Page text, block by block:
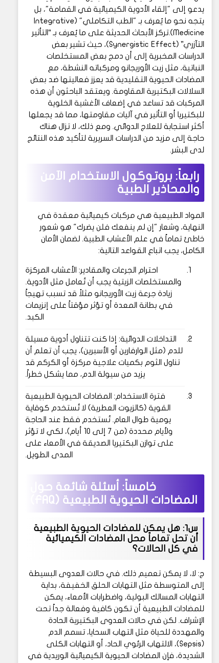
يدعو إلى "إلقاء الأدوية الكيميائية في القمامة"، بل
يتجه نحو ما يُعرف بـ "الطب التكاملي" (Integrative
Medicine).تركز الأبحاث الحديثة على ما يُعرف بـ “التأثير
التآزري” (Synergistic Effect)، حيث تشير بعض
الدراسات المخبرية إلى أن دمج بعض المستخلصات
النباتية، مثل زيت الأوريجانو ومركباته النشطة، مع
المضادات الحيوية التقليدية قد يعزز فعاليتها ضد بعض
السلالات البكتيرية المقاومة. ويعتقد الباحثون أن هذه
المركبات قد تساعد في إضعاف الأغشية الخلوية
للبكتيريا أو التأثير في آليات مقاومتها، مما قد يجعلها
أكثر استجابة للعلاج الدوائي. ومع ذلك، لا تزال هناك
حاجة إلى مزيد من الدراسات السريرية لتأكيد هذه النتائج
لدى البشر.
رابعاً: بروتوكول الاستخدام الآمن
والمحاذير الطبية
المواد الطبيعية هي مركبات كيميائية معقدة في
النهاية، وشعار "إن لم ينفعك فلن يضرك" هو شعور
خاطئ تماماً في علم الأعشاب الطبية. لضمان الأمان
الكامل، يجب اتباع القواعد التالية:
احترام الجرعات والمقادير: الأعشاب المركزة
والمستخلصات الزيتية يجب أن تُعامل مثل الأدوية.
زيادة جرعة زيت الأوريجانو مثلاً قد تسبب تهيجاً
في بطانة المعدة أو تؤثر مؤقتاً على إنزيمات
الكبد.
التداخلات الدوائية: إذا كنت تتناول أدوية مسيلة
للدم (مثل الوارفارين أو الأسبرين)، يجب أن تعلم أن
تناول الثوم بكميات علاجية مركزة أو الكركم قد
يزيد من سيولة الدم، مما يشكل خطراً.
فترة الاستخدام: المضادات الحيوية الطبيعية
القوية (كالزيوت العطرية) لا تُستخدم كوقاية
يومية طوال العام. تُستخدم فقط عند الحاجة
ولأيام محددة (من 7 إلى 10 أيام)، لكي لا تؤثر
على توازن البكتيريا الصديقة في الأمعاء على
المدى الطويل.
خامساً: أسئلة شائعة حول
المضادات الحيوية الطبيعية (FAQ)
س1: هل يمكن للمضادات الحيوية الطبيعية
أن تحل تماماً محل المضادات الكيميائية
في كل الحالات؟
ج: لا، لا يمكن تعميم ذلك. في حالات العدوى البسيطة
إلى المتوسطة مثل التهابات الحلق الخفيفة، بداية
التهابات المسالك البولية، واضطرابات الأمعاء، يمكن
للمضادات الطبيعية أن تكون كافية وفعالة جداً تحت
الإشراف. لكن في حالات العدوى البكتيرية الحادة
والمهددة للحياة مثل التهاب السحايا، تسمم الدم
(Sepsis)، الالتهاب الرئوي الحاد، أو التهابات الكلى
الشديدة، فإن المضادات الحيوية الكيميائية الوريدية في